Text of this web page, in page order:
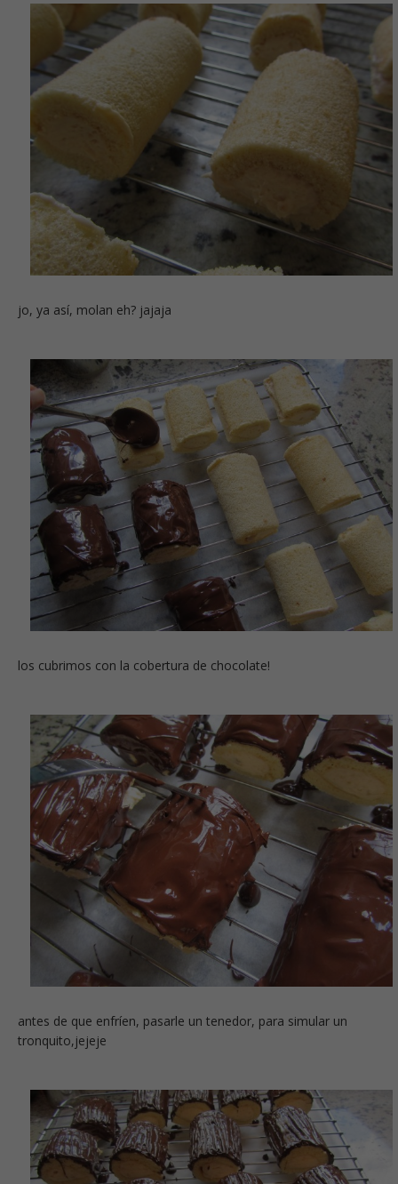
jo, ya así, molan eh? jajaja
los cubrimos con la cobertura de chocolate!
antes de que enfríen, pasarle un tenedor, para simular un
tronquito,jejeje